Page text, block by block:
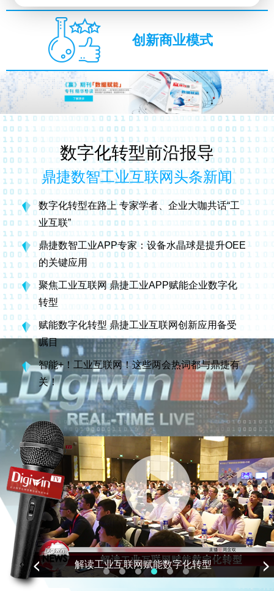
创新商业模式
数字化转型前沿报导
鼎捷数智工业互联网头条新闻
数字化转型在路上 专家学者、企业大咖共话“工
业互联”
鼎捷数智工业APP专家：设备水晶球是提升OEE
的关键应用
聚焦工业互联网 鼎捷工业APP赋能企业数字化
转型
赋能数字化转型 鼎捷工业互联网创新应用备受
瞩目
智能+！工业互联网！这些两会热词都与鼎捷有
关！
解读工业互联网赋能数字化转型